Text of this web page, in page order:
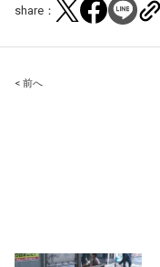
share：
Post
< 前へ